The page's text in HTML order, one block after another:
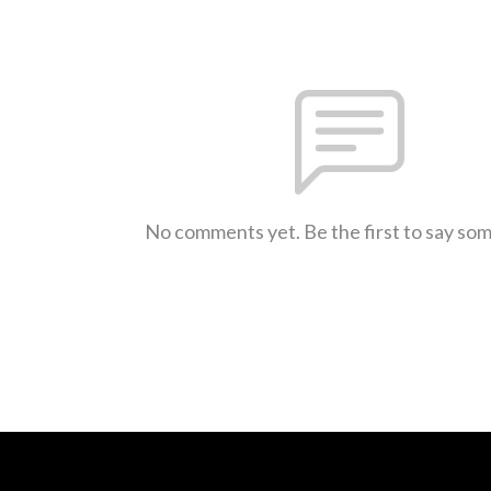
No comments yet. Be the first to say